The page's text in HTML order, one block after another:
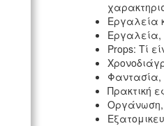
Εργαλεία
Εργαλεία,
Props: Τί
Φαντασία,
Πρακτική
Οργάνωση,